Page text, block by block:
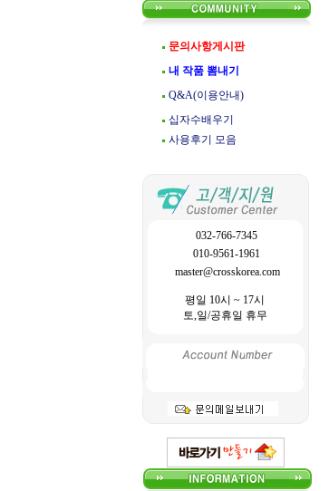
문의사항게시판
내 작품 뽐내기
Q&A(이용안내)
십자수배우기
사용후기 모음
032-766-7345
010-9561-1961
master@crosskorea.com
평일 10시 ~ 17시
토,일/공휴일 휴무